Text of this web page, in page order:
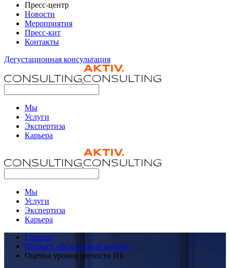
Пресс-центр
Новости
Мероприятия
Пресс-кит
Контакты
Дегустационная консультация
Мы
Услуги
Экспертиза
Карьера
Мы
Услуги
Экспертиза
Карьера
Главная
Подкаст «Безопасный выход»
Оценка уровня зрелости ИБ